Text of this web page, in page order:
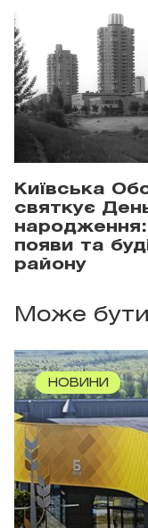
Київська
святкує
народження:
появи та
району
Може бути
НОВИНИ